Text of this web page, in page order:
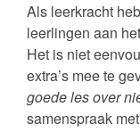
Als leerkracht
leerlingen aan
Het is niet
extra’s mee te
goede les over
samenspraak